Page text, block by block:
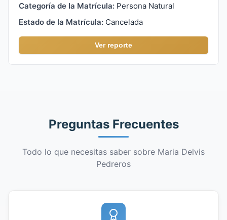
Categoría de la Matrícula: Persona Natural
Estado de la Matrícula: Cancelada
Ver reporte
Preguntas Frecuentes
Todo lo que necesitas saber sobre Maria Delvis
Pedreros